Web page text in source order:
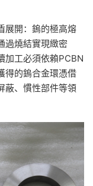
展開：鎢的極高熔
過燒結實現緻密
加工必須依賴PCBN
得的鎢合金環憑借
蔽、慣性部件等領